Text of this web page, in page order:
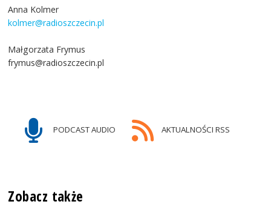
Anna Kolmer
kolmer@radioszczecin.pl
Małgorzata Frymus
frymus@radioszczecin.pl
PODCAST AUDIO AKTUALNOŚCI RSS
Zobacz także